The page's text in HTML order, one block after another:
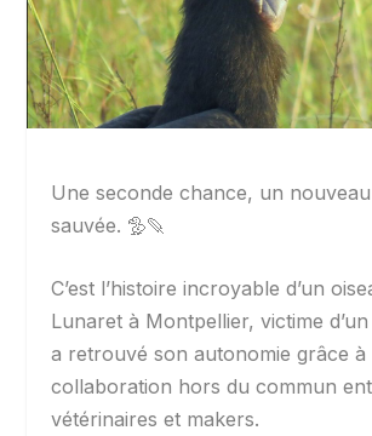
Une seconde chance, un
sauvée. 🦤🪶
C’est l’histoire incroyable d’un
Lunaret à Montpellier, victime
a retrouvé son autonomie grâce à
collaboration hors du commun
vétérinaires et makers.